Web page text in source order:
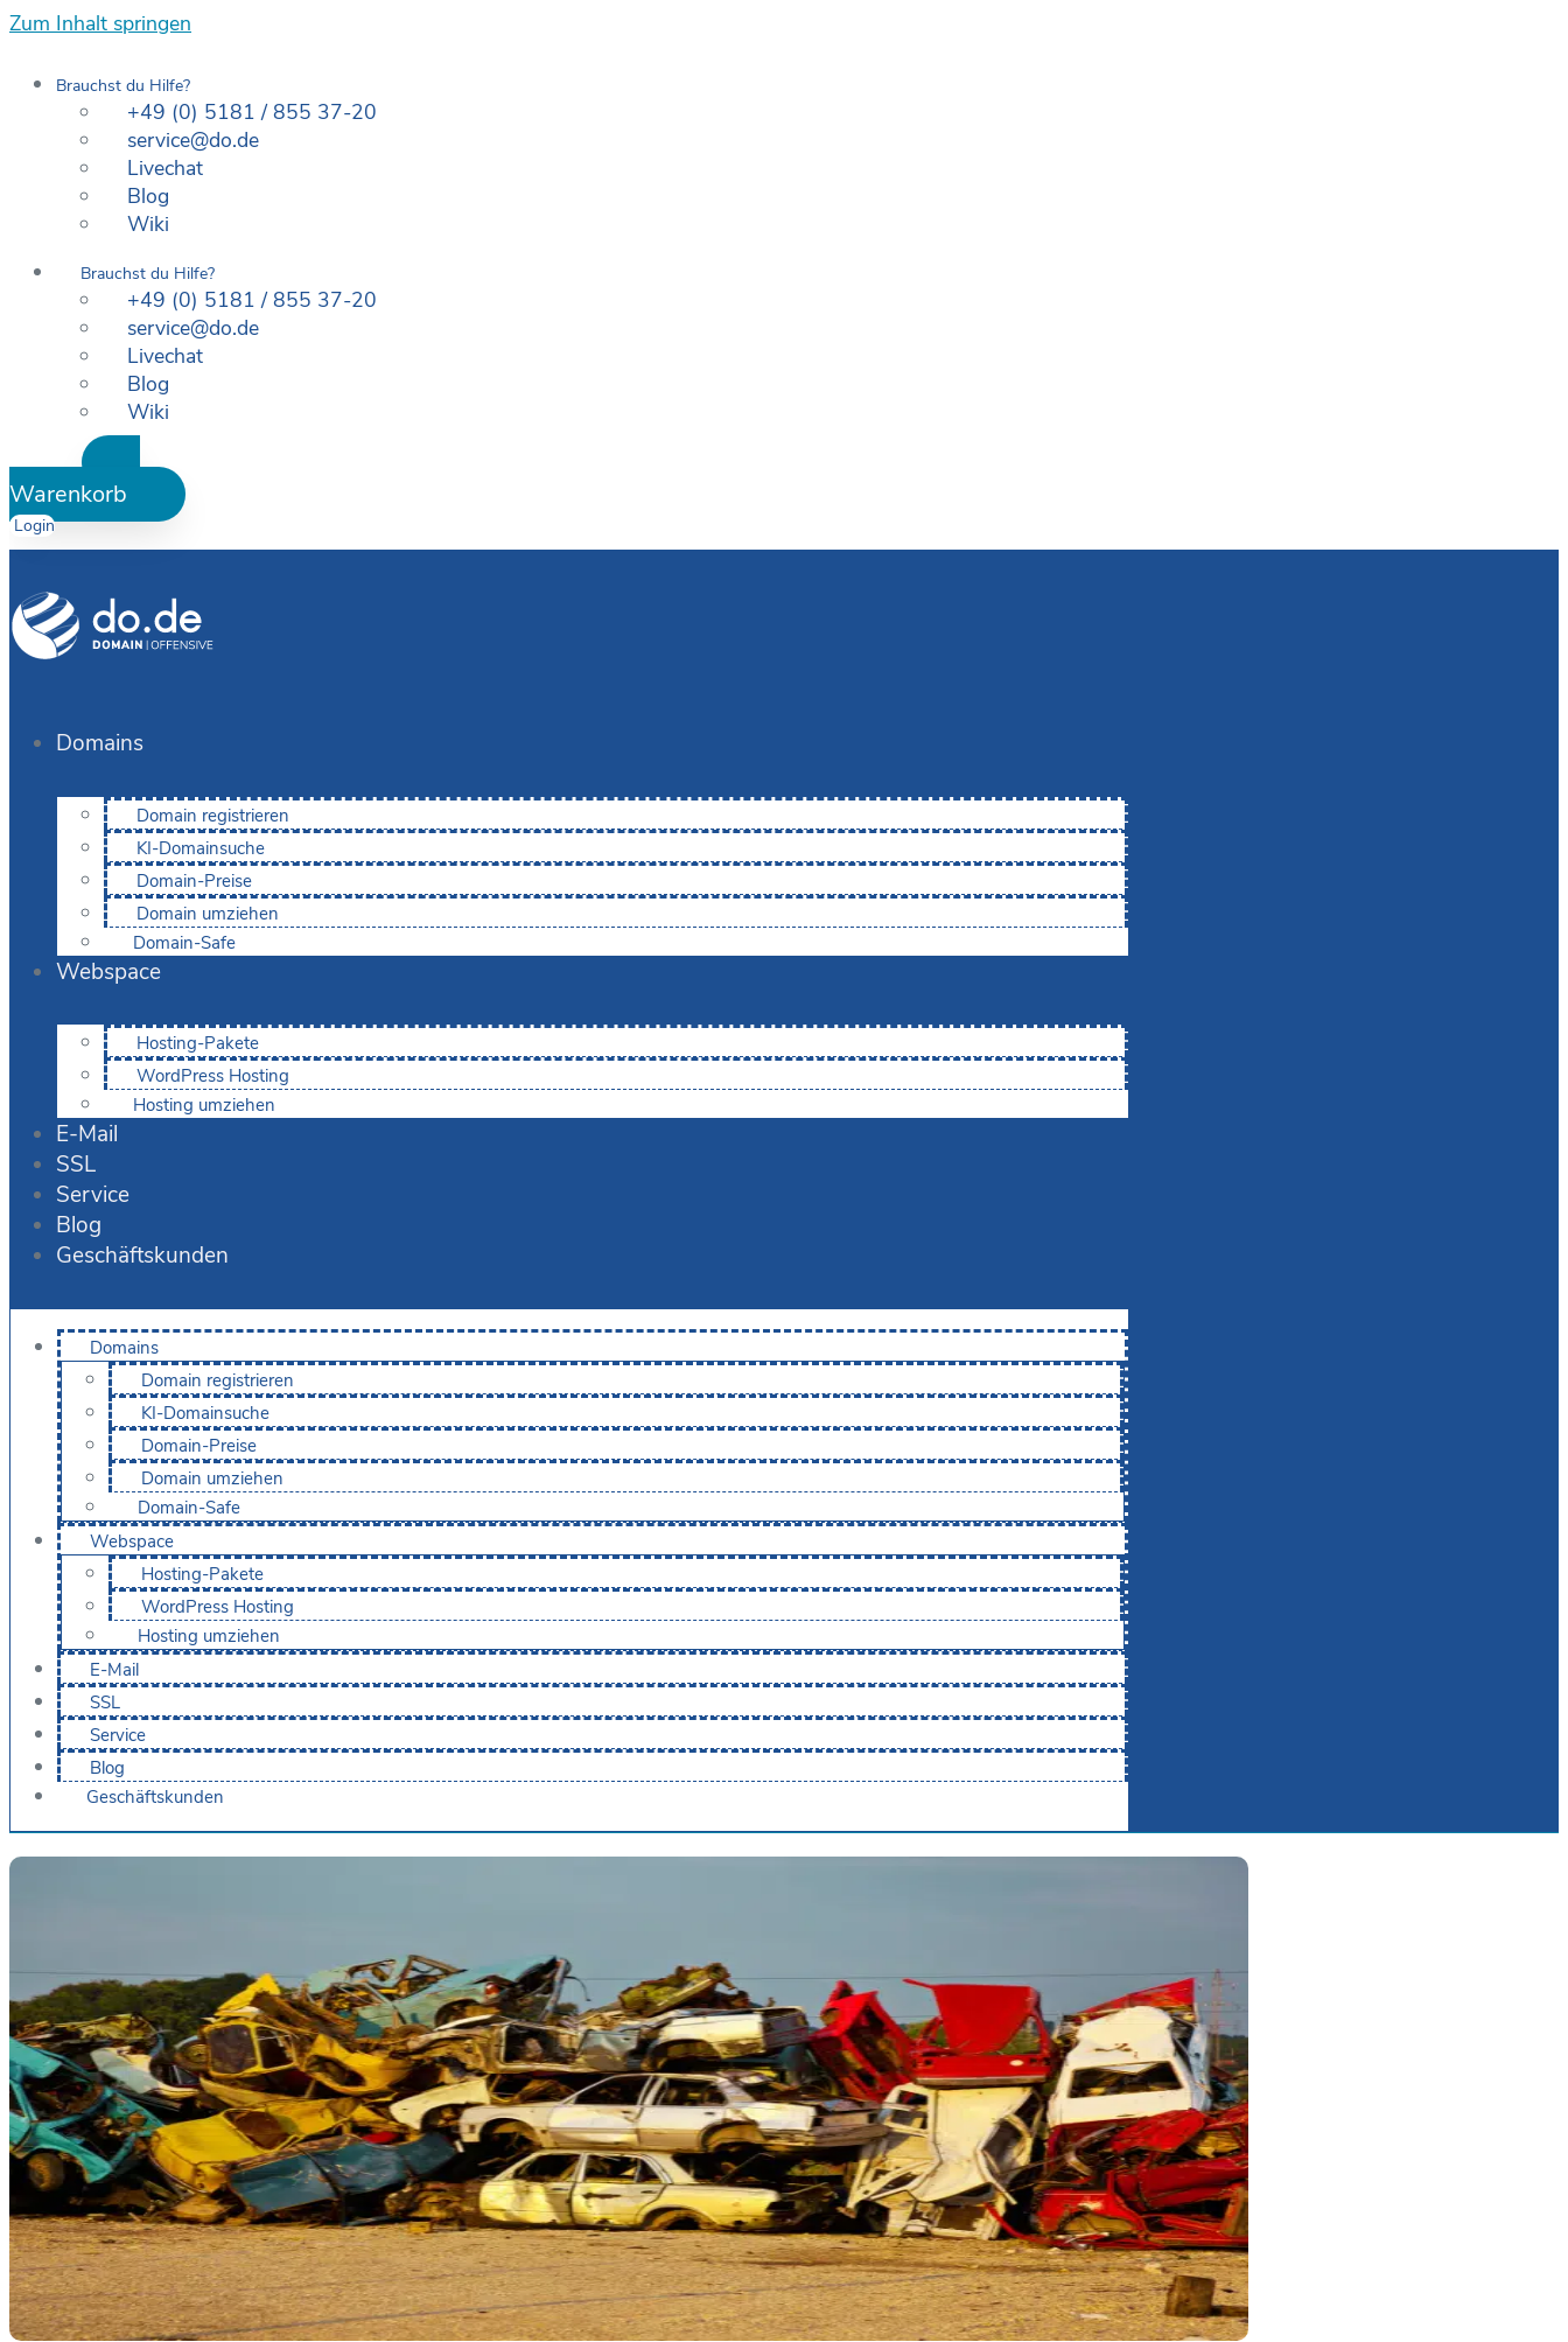
Zum Inhalt springen
Brauchst du Hilfe?
+49 (0) 5181 / 855 37-20
service@do.de
Livechat
Blog
Wiki
Brauchst du Hilfe?
+49 (0) 5181 / 855 37-20
service@do.de
Livechat
Blog
Wiki
Warenkorb
Login
Domains
Domain registrieren
KI-Domainsuche
Domain-Preise
Domain umziehen
Domain-Safe
Webspace
Hosting-Pakete
WordPress Hosting
Hosting umziehen
E-Mail
SSL
Service
Blog
Geschäftskunden
Domains
Domain registrieren
KI-Domainsuche
Domain-Preise
Domain umziehen
Domain-Safe
Webspace
Hosting-Pakete
WordPress Hosting
Hosting umziehen
E-Mail
SSL
Service
Blog
Geschäftskunden